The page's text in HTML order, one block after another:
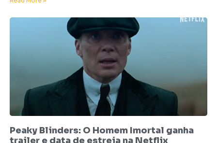
Peaky Blinders: O Homem Imortal ganha
trailer e data de estreia na Netflix